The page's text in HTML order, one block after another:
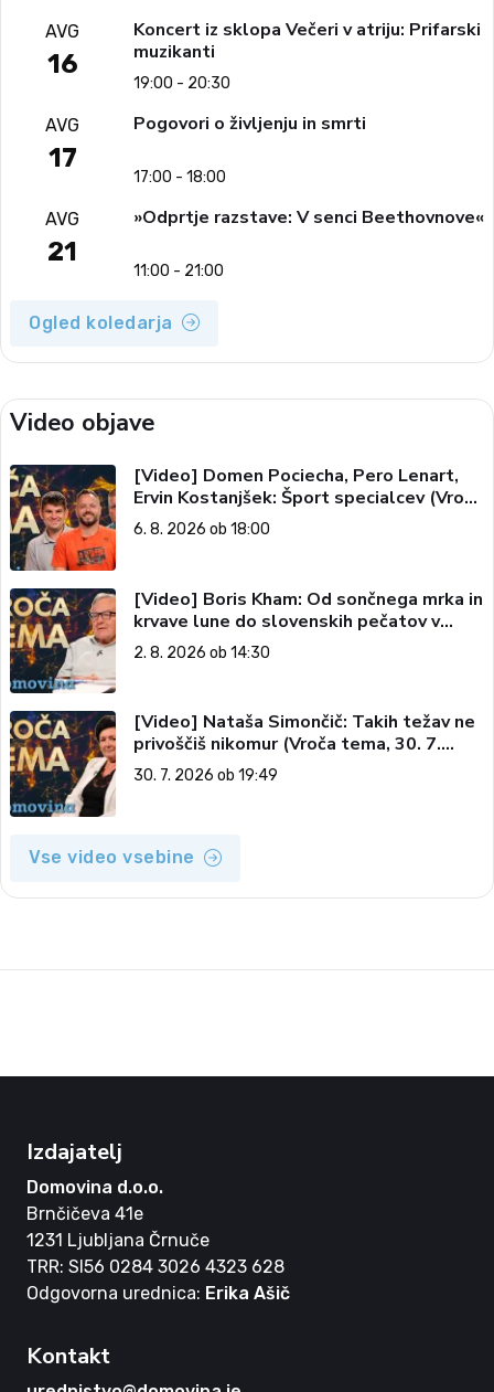
AVG
16
Koncert iz sklopa Večeri v atriju: Prifarski
muzikanti
19:00 - 20:30
AVG
17
Pogovori o življenju in smrti
17:00 - 18:00
AVG
21
»Odprtje razstave: V senci Beethovnove«
11:00 - 21:00
Ogled koledarja
Video objave
[Video] Domen Pociecha, Pero Lenart,
Ervin Kostanjšek: Šport specialcev (Vroča
tema, 6. 8. 2026)
6. 8. 2026 ob 18:00
[Video] Boris Kham: Od sončnega mrka in
krvave lune do slovenskih pečatov v
vesolju (Vroča tema, 2. 8. 2026)
2. 8. 2026 ob 14:30
[Video] Nataša Simončič: Takih težav ne
privoščiš nikomur (Vroča tema, 30. 7.
2026)
30. 7. 2026 ob 19:49
Vse video vsebine
Izdajatelj
Domovina d.o.o.
Brnčičeva 41e
1231 Ljubljana Črnuče
TRR: SI56 0284 3026 4323 628
Odgovorna urednica: Erika Ašič
Kontakt